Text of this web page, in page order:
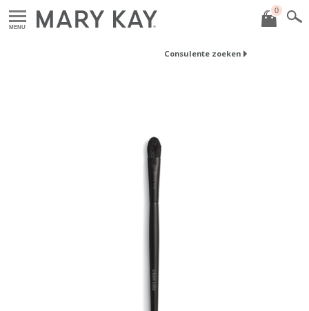
MENU
0
Consulente zoeken